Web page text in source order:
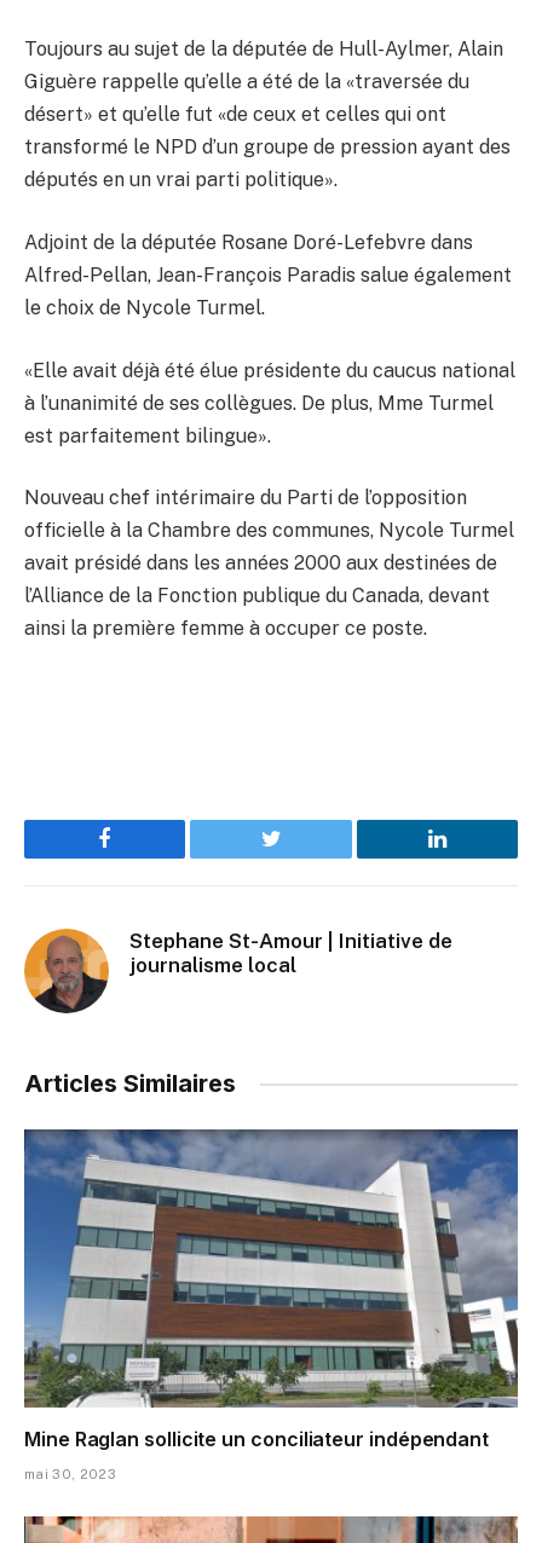
Toujours au sujet de la députée de Hull-Aylmer, Alain
Giguère rappelle qu’elle a été de la «traversée du
désert» et qu’elle fut «de ceux et celles qui ont
transformé le NPD d’un groupe de pression ayant des
députés en un vrai parti politique».
Adjoint de la députée Rosane Doré-Lefebvre dans
Alfred-Pellan, Jean-François Paradis salue également
le choix de Nycole Turmel.
«Elle avait déjà été élue présidente du caucus national
à l’unanimité de ses collègues. De plus, Mme Turmel
est parfaitement bilingue».
Nouveau chef intérimaire du Parti de l’opposition
officielle à la Chambre des communes, Nycole Turmel
avait présidé dans les années 2000 aux destinées de
l’Alliance de la Fonction publique du Canada, devant
ainsi la première femme à occuper ce poste.
Facebook Twitter LinkedIn
Stephane St-Amour | Initiative de
journalisme local
Articles Similaires
Mine Raglan sollicite un conciliateur indépendant
mai 30, 2023